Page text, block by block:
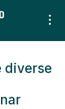
diverse